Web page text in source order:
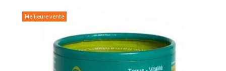
Meilleure vente